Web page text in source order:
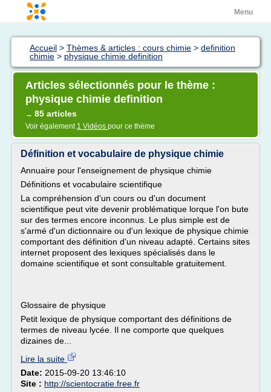
Menu
Accueil > Thèmes & articles : cours chimie > definition
chimie > physique chimie definition
Articles sélectionnés pour le thème :
physique chimie definition
→ 85 articles
Voir également 1 Vidéos pour ce thème
Définition et vocabulaire de physique chimie
Annuaire pour l'enseignement de physique chimie
Définitions et vocabulaire scientifique
La compréhension d'un cours ou d'un document
scientifique peut vite devenir problématique lorque l'on bute
sur des termes encore inconnus. Le plus simple est de
s'armé d'un dictionnaire ou d'un lexique de physique chimie
comportant des définition d'un niveau adapté. Certains sites
internet proposent des lexiques spécialisés dans le
domaine scientifique et sont consultable gratuitement.
Glossaire de physique
Petit lexique de physique comportant des définitions de
termes de niveau lycée. Il ne comporte que quelques
dizaines de...
Lire la suite
Date: 2015-09-20 13:46:10
Site : http://scientocratie.free.fr